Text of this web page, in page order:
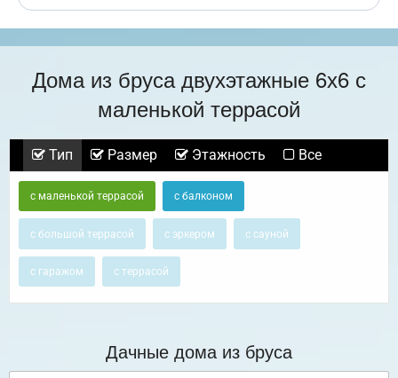
Дома из бруса двухэтажные 6х6 с
маленькой террасой
Тип Размер Этажность Все
с маленькой террасой с балконом
с большой террасой с эркером с сауной
с гаражом с террасой
Дачные дома из бруса